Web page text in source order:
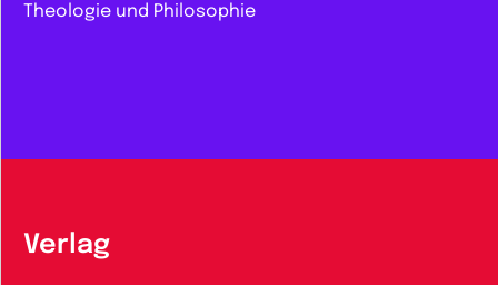
Theologie und Philosophie
Verlag